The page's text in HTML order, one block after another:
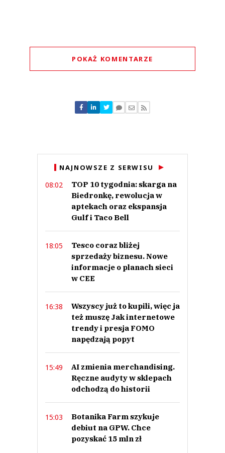
POKAŻ KOMENTARZE
Nie znaleziono komentarzy
Zostaw swoje komentarze
NAJNOWSZE Z SERWISU
08:02
TOP 10 tygodnia: skarga na
Biedronkę, rewolucja w
aptekach oraz ekspansja
Gulf i Taco Bell
18:05
Tesco coraz bliżej
sprzedaży biznesu. Nowe
informacje o planach sieci
w CEE
16:38
Wszyscy już to kupili, więc ja
też muszę Jak internetowe
trendy i presja FOMO
napędzają popyt
15:49
AI zmienia merchandising.
Ręczne audyty w sklepach
odchodzą do historii
15:03
Botanika Farm szykuje
debiut na GPW. Chce
pozyskać 15 mln zł